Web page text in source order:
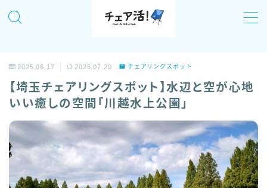
チェア活！について
全国のおすすめチェアリングスポットまとめ
「チェア活！」のイベント情報！
2025.06.17 2025.07.20 チェアリングスポット
【埼玉チェアリングスポット】水辺と空が心地
いい癒しの空間「川越水上公園」